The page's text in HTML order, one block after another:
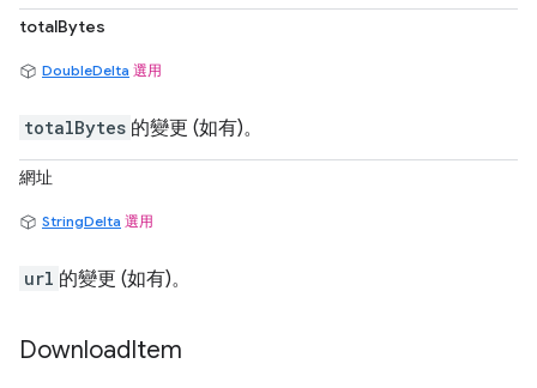
totalBytes
DoubleDelta 選用
totalBytes 的變更 (如有)。
網址
StringDelta 選用
url 的變更 (如有)。
DownloadItem